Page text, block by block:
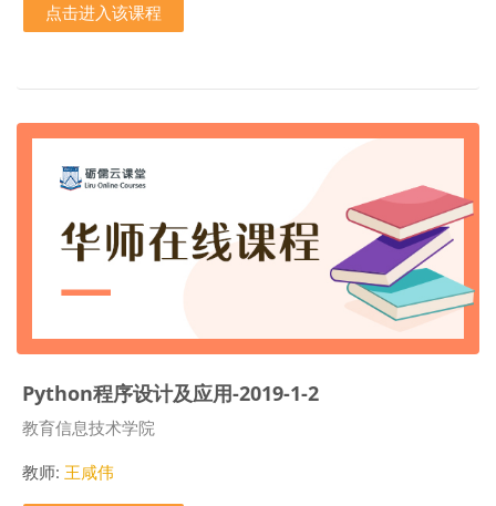
点击进入该课程
Python程序设计及应用-2019-1-2
课程类别
教育信息技术学院
教师: 王咸伟